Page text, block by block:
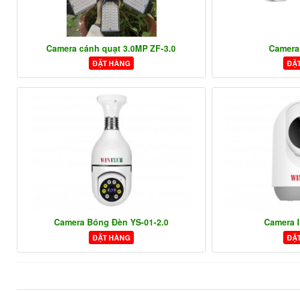
Camera cánh quạt 3.0MP ZF-3.0
ĐẶT HÀNG
Camera Bóng Đèn YS-01-2.0
ĐẶT HÀNG
Camera